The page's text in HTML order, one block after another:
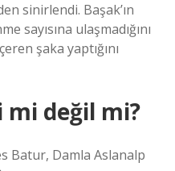
sinirlendi. Başak’ın
sayısına ulaşmadığını
şaka yaptığını
mi değil mi?
Batur, Damla Aslanalp